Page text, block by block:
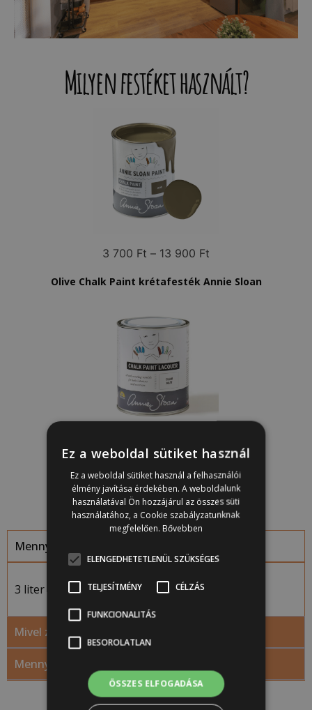
Milyen festéket használt?
3 700 Ft – 13 900 Ft
Olive Chalk Paint krétafesték Annie Sloan
14 900Ft
Chalk Paint Lacquer, lakk
Mennyi festékre volt szükség?
3 liter Annie Sloan krétafesték
Mivel zárta?
Mennyi időt vett igénybe?
Ez a weboldal sütiket használ
Ez a weboldal sütiket használ a felhasználói
élmény javítása érdekében. A weboldalunk
használatával Ön hozzájárul az összes süti
használatához, a Cookie szabályzatunknak
megfelelően. Bővebben
ELENGEDHETETLENÜL SZÜKSÉGES
TELJESÍTMÉNY CÉLZÁS
FUNKCIONALITÁS
BESOROLATLAN
ÖSSZES ELFOGADÁSA